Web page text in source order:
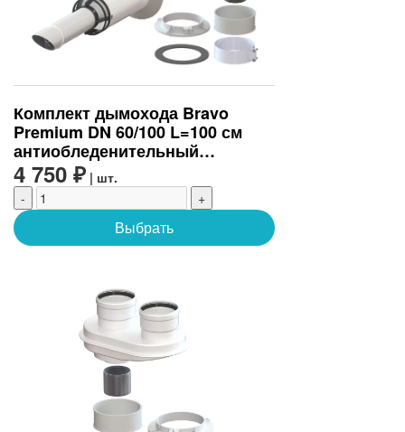
Комплект дымохода Bravo
Premium DN 60/100 L=100 см
антиобледенительный
(универсальный) (BR.01.57)
4 750 ₽ | шт.
-
+
Выбрать